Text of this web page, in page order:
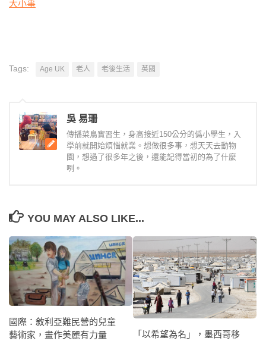
大小事
Tags: Age UK 老人 老後生活 英國
吳 易珊
傳播菜鳥實習生，身高接近150公分的僞小學生，入
學前就開始煩惱就業。想做很多事，想天天去動物
園，想過了很多年之後，還能記得當初的為了什麼
咧。
YOU MAY ALSO LIKE...
國際：敘利亞難民營的兒童
藝術家，畫作美麗有力量
「以希望為名」，墨西哥移